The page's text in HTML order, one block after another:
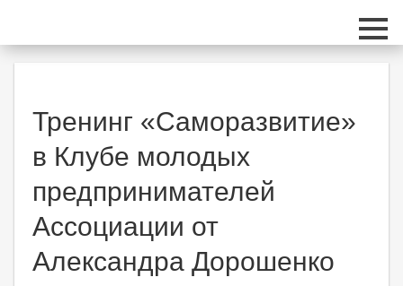
Тренинг «Саморазвитие»
в Клубе молодых
предпринимателей
Ассоциации от
Александра Дорошенко